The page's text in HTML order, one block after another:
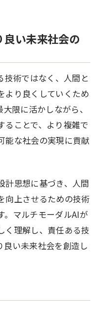
い未来社会の
技術ではなく、人間と
より良くしていくため
限に活かしながら、
ることで、より複雑で
能な社会の実現に貢献
計思想に基づき、人間
向上させるための技術
。マルチモーダルAIが
く理解し、責任ある技
い未来社会を創造し